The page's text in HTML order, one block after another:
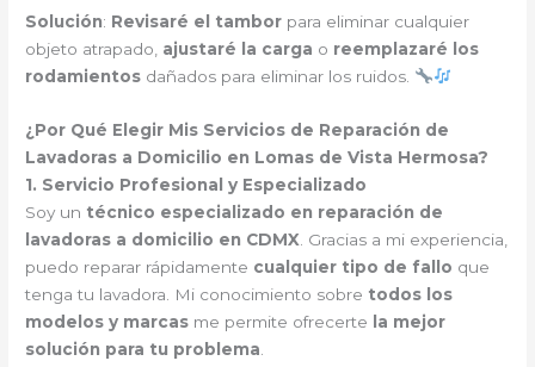
Solución: Revisaré el tambor para eliminar cualquier
objeto atrapado, ajustaré la carga o reemplazaré los
rodamientos dañados para eliminar los ruidos.
¿Por Qué Elegir Mis Servicios de Reparación de
Lavadoras a Domicilio en Lomas de Vista Hermosa?
1. Servicio Profesional y Especializado
Soy un técnico especializado en reparación de
lavadoras a domicilio en CDMX . Gracias a mi experiencia,
puedo reparar rápidamente cualquier tipo de fallo que
tenga tu lavadora. Mi conocimiento sobre todos los
modelos y marcas me permite ofrecerte
la mejor
solución para tu problema